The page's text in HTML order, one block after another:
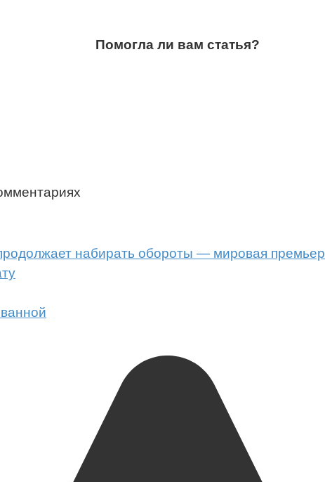
Помогла ли вам статья?
набирать обороты — мировая